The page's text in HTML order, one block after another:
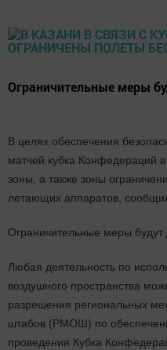
Ограничительные меры
В целях обеспечения
матчей кубка Конфедераций
зоны, а также зоны
летающих аппаратов,
Ограничительные меры будут
Любая деятельность по
воздушного пространства
разрешения региональных
штабов (РМОШ) по
проведения Кубка